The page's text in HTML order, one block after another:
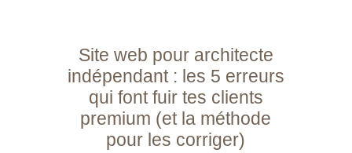
Site web pour architecte
indépendant : les 5 erreurs
qui font fuir tes clients
premium (et la méthode
pour les corriger)